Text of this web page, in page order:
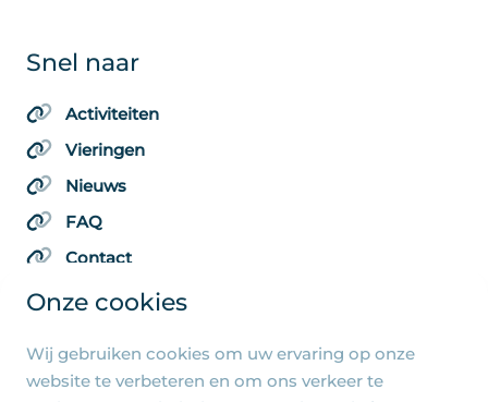
Onze cookies
Wij gebruiken cookies om uw ervaring op onze
website te verbeteren en om ons verkeer te
Snel naar
Activiteiten
Vieringen
Nieuws
FAQ
Contact
Algemene pagina's